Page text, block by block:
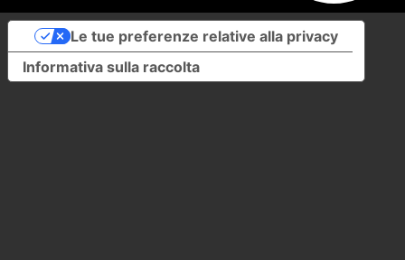
Informativa sulla raccolta
Le tue preferenze relative alla privacy